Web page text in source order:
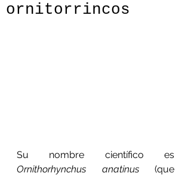
ornitorrincos
Ornithorhynchus anatinus (que